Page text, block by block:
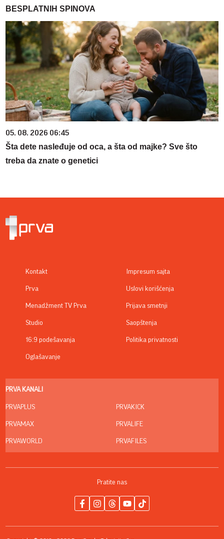
BESPLATNIH SPINOVA
05. 08. 2026 06:45
Šta dete nasleđuje od oca, a šta od majke? Sve što
treba da znate o genetici
Kontakt
Prva
Menadžment TV Prva
Studio
16:9 podešavanja
Oglašavanje
Impresum sajta
Uslovi korišćenja
Prijava smetnji
Saopštenja
Politika privatnosti
PRVA KANALI
PRVAPLUS
PRVAMAX
PRVAWORLD
PRVAKICK
PRVALIFE
PRVAFILES
Pratite nas